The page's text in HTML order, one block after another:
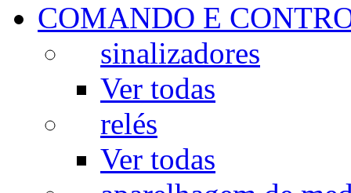
COMANDO E
sinalizadores
Ver todas
relés
Ver todas